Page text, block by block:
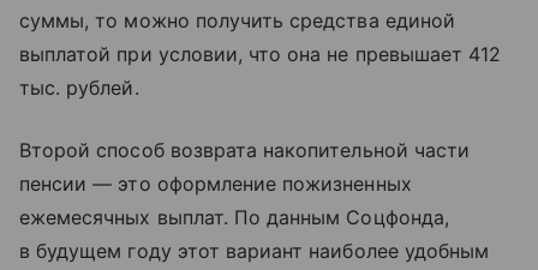
суммы, то можно получить средства единой
выплатой при условии, что она не превышает 412
тыс. рублей.
Второй способ возврата накопительной части
пенсии — это оформление пожизненных
ежемесячных выплат. По данным Соцфонда,
в будущем году этот вариант наиболее удобным